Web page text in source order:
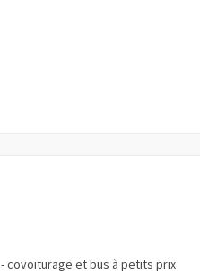
- covoiturage et bus à petits prix